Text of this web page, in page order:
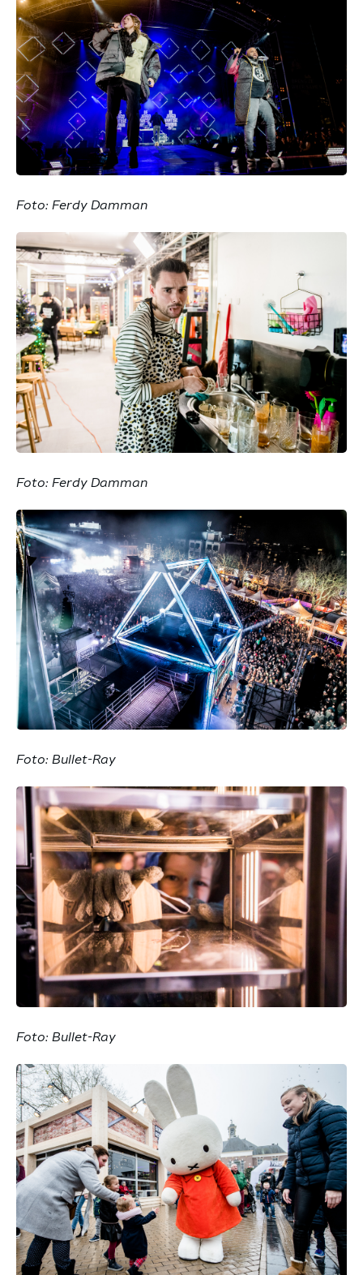
Foto: Ferdy Damman
Foto: Ferdy Damman
Foto: Bullet-Ray
Foto: Bullet-Ray